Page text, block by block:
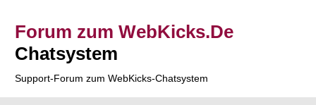
Forum zum WebKicks.De
Chatsystem
Support-Forum zum WebKicks-Chatsystem